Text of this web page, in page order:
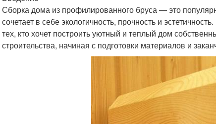
Сборка дома из профилированного бруса — это
сочетает в себе экологичность, прочность и
тех, кто хочет построить уютный и теплый дом
строительства, начиная с подготовки материалов и